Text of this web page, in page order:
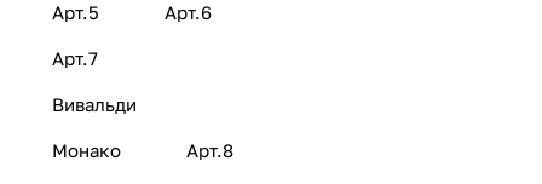
Арт.5 Арт.6
Арт.7
Вивальди
Монако Арт.8